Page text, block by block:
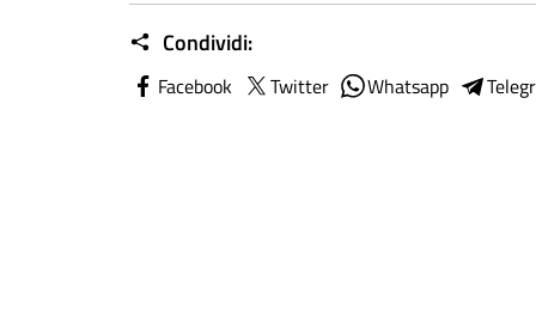
Condividi:
Facebook Twitter Whatsapp